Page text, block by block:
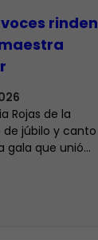
rinden
Rojas de la
de júbilo y canto
gala que unió…